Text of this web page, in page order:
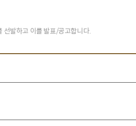
선발하고 이를 발표/공고합니다.